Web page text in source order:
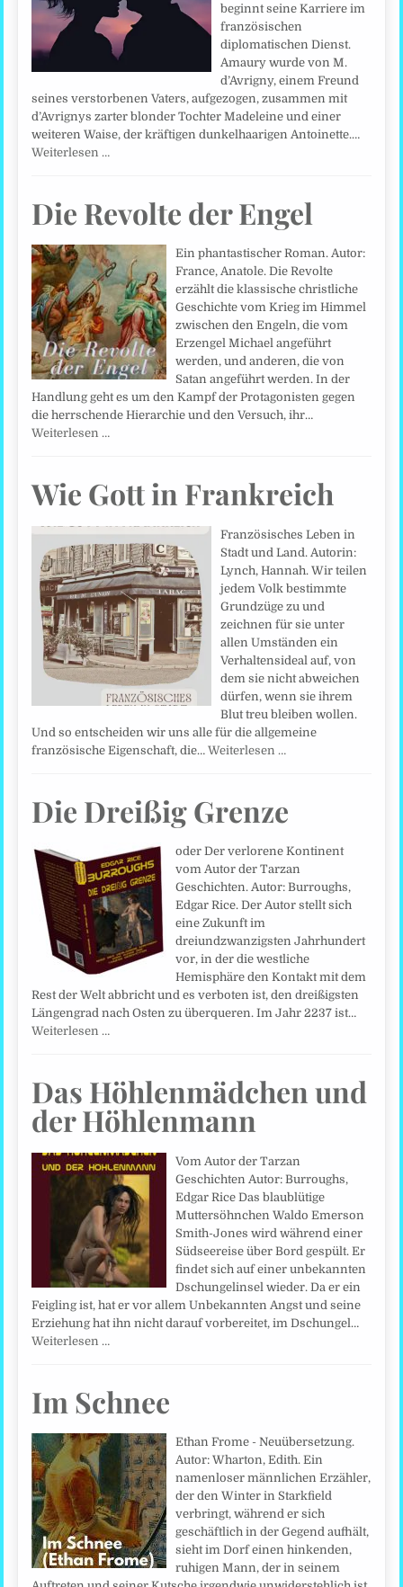
beginnt seine Karriere im
französischen
diplomatischen Dienst.
Amaury wurde von M.
d’Avrigny, einem Freund
seines verstorbenen Vaters, aufgezogen, zusammen mit
d’Avrignys zarter blonder Tochter Madeleine und einer
weiteren Waise, der kräftigen dunkelhaarigen Antoinette.…
Weiterlesen …
Die Revolte der Engel
Ein phantastischer Roman. Autor:
France, Anatole. Die Revolte
erzählt die klassische christliche
Geschichte vom Krieg im Himmel
zwischen den Engeln, die vom
Erzengel Michael angeführt
werden, und anderen, die von
Satan angeführt werden. In der
Handlung geht es um den Kampf der Protagonisten gegen
die herrschende Hierarchie und den Versuch, ihr…
Weiterlesen …
Wie Gott in Frankreich
Französisches Leben in
Stadt und Land. Autorin:
Lynch, Hannah. Wir teilen
jedem Volk bestimmte
Grundzüge zu und
zeichnen für sie unter
allen Umständen ein
Verhaltensideal auf, von
dem sie nicht abweichen
dürfen, wenn sie ihrem
Blut treu bleiben wollen.
Und so entscheiden wir uns alle für die allgemeine
französische Eigenschaft, die…Weiterlesen …
Die Dreißig Grenze
oder Der verlorene Kontinent
vom Autor der Tarzan
Geschichten. Autor: Burroughs,
Edgar Rice. Der Autor stellt sich
eine Zukunft im
dreiundzwanzigsten Jahrhundert
vor, in der die westliche
Hemisphäre den Kontakt mit dem
Rest der Welt abbricht und es verboten ist, den dreißigsten
Längengrad nach Osten zu überqueren. Im Jahr 2237 ist…
Weiterlesen …
Das Höhlenmädchen und
der Höhlenmann
Vom Autor der Tarzan
Geschichten Autor: Burroughs,
Edgar Rice Das blaublütige
Muttersöhnchen Waldo Emerson
Smith-Jones wird während einer
Südseereise über Bord gespült. Er
findet sich auf einer unbekannten
Dschungelinsel wieder. Da er ein
Feigling ist, hat er vor allem Unbekannten Angst und seine
Erziehung hat ihn nicht darauf vorbereitet, im Dschungel…
Weiterlesen …
Im Schnee
Ethan Frome - Neuübersetzung.
Autor: Wharton, Edith. Ein
namenloser männlichen Erzähler,
der den Winter in Starkfield
verbringt, während er sich
geschäftlich in der Gegend aufhält,
sieht im Dorf einen hinkenden,
ruhigen Mann, der in seinem